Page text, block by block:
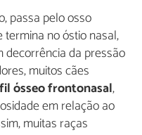
passa pelo osso
no óstio nasal,
decorrência da pressão
muitos cães
ósseo frontonasal,
em relação ao
muitas raças